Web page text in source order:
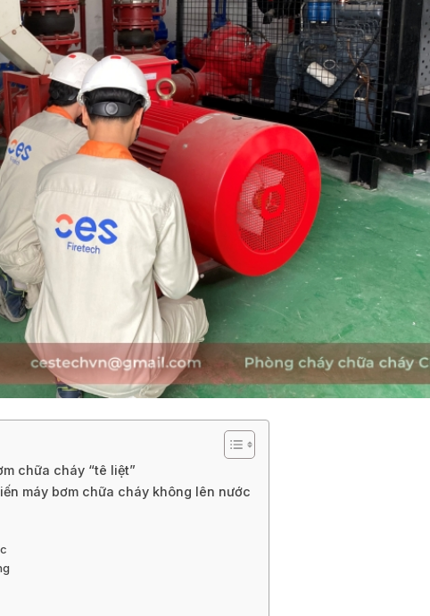
chữa cháy “tê liệt”
máy bơm chữa cháy không lên nước